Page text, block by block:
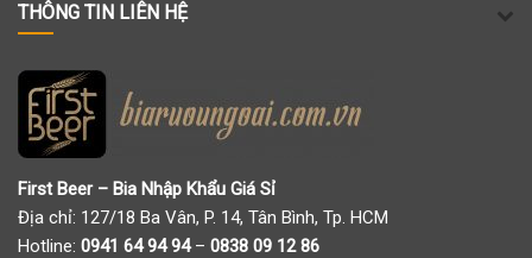
THÔNG TIN LIÊN HỆ
First Beer – Bia Nhập Khẩu Giá Sỉ
Địa chỉ: 127/18 Ba Vân, P. 14, Tân Bình, Tp. HCM
Hotline: 0941 64 94 94– 0838 09 12 86